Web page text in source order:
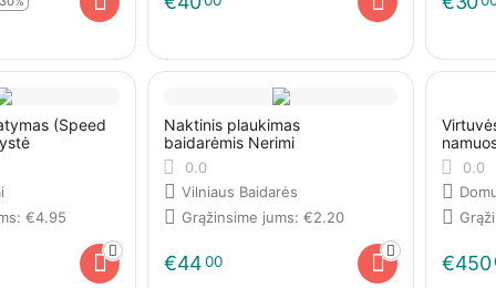
(Speed
€4.95
Naktinis plaukimas
baidarėmis Nerimi
0.0
Vilniaus Baidarės
Grąžinsime jums: €2.20
€4400
0.0
€450